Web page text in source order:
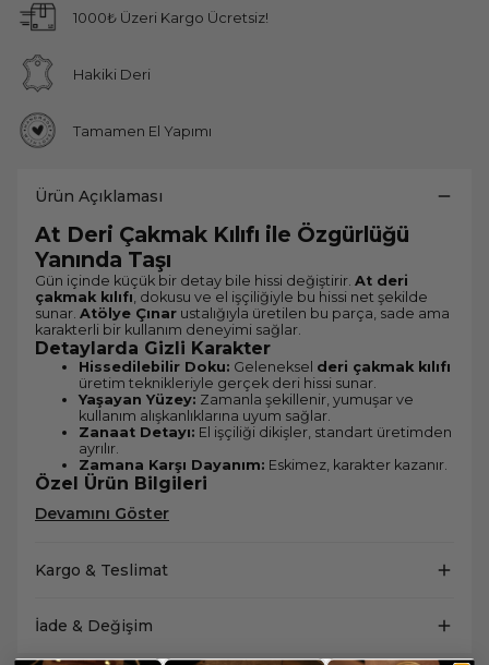
1000₺ Üzeri Kargo Ücretsiz!
Hakiki Deri
Tamamen El Yapımı
Ürün Açıklaması
At Deri Çakmak Kılıfı ile Özgürlüğü
Yanında Taşı
Gün içinde küçük bir detay bile hissi değiştirir. At deri
çakmak kılıfı, dokusu ve el işçiliğiyle bu hissi net şekilde
sunar. Atölye Çınar ustalığıyla üretilen bu parça, sade ama
karakterli bir kullanım deneyimi sağlar.
Detaylarda Gizli Karakter
Hissedilebilir Doku: Geleneksel deri çakmak kılıfı
üretim teknikleriyle gerçek deri hissi sunar.
Yaşayan Yüzey: Zamanla şekillenir, yumuşar ve
kullanım alışkanlıklarına uyum sağlar.
Zanaat Detayı: El işçiliği dikişler, standart üretimden
ayrılır.
Zamana Karşı Dayanım: Eskimez, karakter kazanır.
Özel Ürün Bilgileri
Devamını Göster
Kargo & Teslimat
İade & Değişim